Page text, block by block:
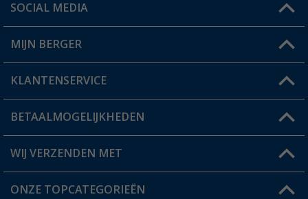
Een vraag?
Winkel vinden
SOCIAL MEDIA
MIJN BERGER
Mijn account
Status bestelling
Verlanglijstje
KLANTENSERVICE
FAQ & Contact
Verzendinformatie
BETAALMOGELIJKHEDEN
WIJ VERZENDEN MET
ONZE TOPCATEGORIEËN